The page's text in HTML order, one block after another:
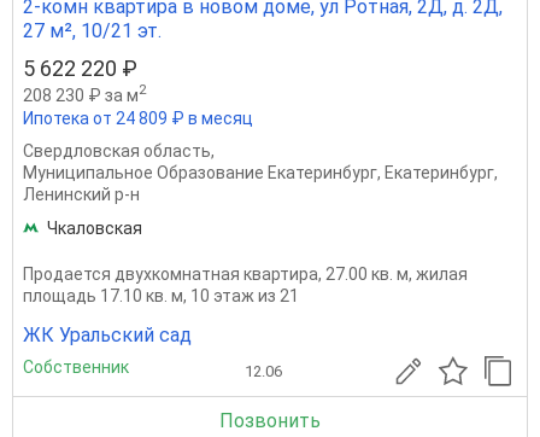
2-комн квартира в новом доме, ул Ротная, 2Д, д. 2Д,
27 м², 10/21 эт.
5 622 220 ₽
208 230 ₽ за м2
Ипотека от 24 809 ₽ в месяц
Свердловская область,
Муниципальное Образование Екатеринбург, Екатеринбург,
Ленинский р-н
Чкаловская
Продается двухкомнатная квартира, 27.00 кв. м, жилая
площадь 17.10 кв. м, 10 этаж из 21
ЖК Уральский сад
Собственник 12.06
Позвонить